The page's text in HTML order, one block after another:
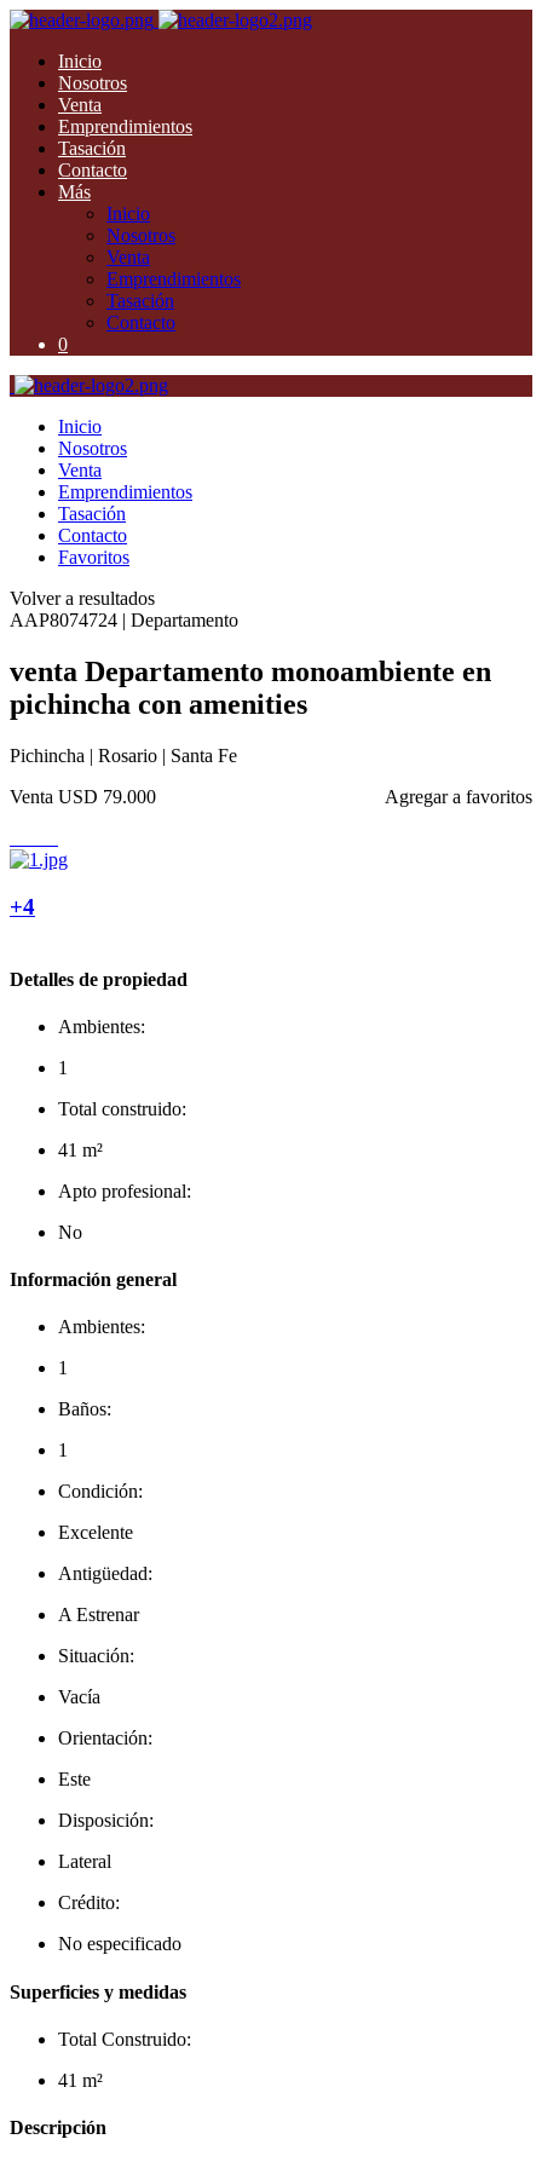
Inicio
Nosotros
Venta
Emprendimientos
Tasación
Contacto
Más
Inicio
Nosotros
Venta
Emprendimientos
Tasación
Contacto
0
Inicio
Nosotros
Venta
Emprendimientos
Tasación
Contacto
Favoritos
Volver a resultados
AAP8074724 | Departamento
venta Departamento monoambiente en
pichincha con amenities
Pichincha | Rosario | Santa Fe
Agregar a favoritos
Venta USD 79.000
+4
Detalles de propiedad
Ambientes:
1
Total construido:
41 m²
Apto profesional:
No
Información general
Ambientes:
1
Baños:
1
Condición:
Excelente
Antigüedad:
A Estrenar
Situación:
Vacía
Orientación:
Este
Disposición:
Lateral
Crédito:
No especificado
Superficies y medidas
Total Construido:
41 m²
Descripción